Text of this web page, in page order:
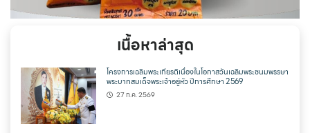
เนื้อหาล่าสุด
โครงการเฉลิมพระเกียรติเนื่องในโอกาสวันเฉลิมพระชนมพรรษา
พระบาทสมเด็จพระเจ้าอยู่หัว ปีการศึกษา 2569
27 ก.ค. 2569